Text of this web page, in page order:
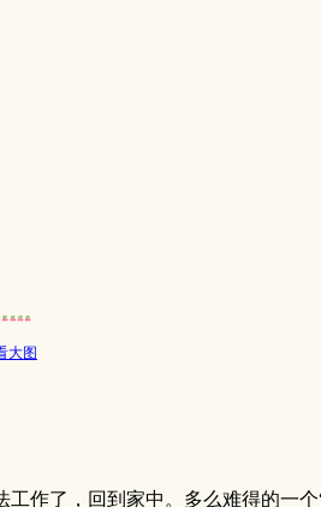
大图
了，回到家中。多么难得的一个